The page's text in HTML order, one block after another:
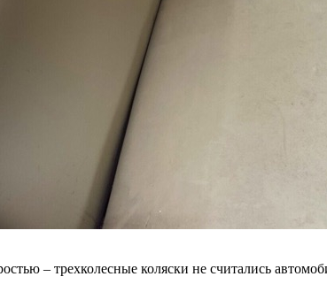
– трехколесные коляски не считались